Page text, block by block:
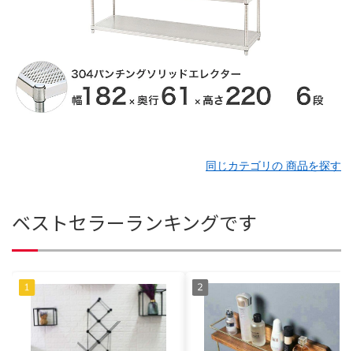
同じカテゴリの 商品を探す
ベストセラーランキングです